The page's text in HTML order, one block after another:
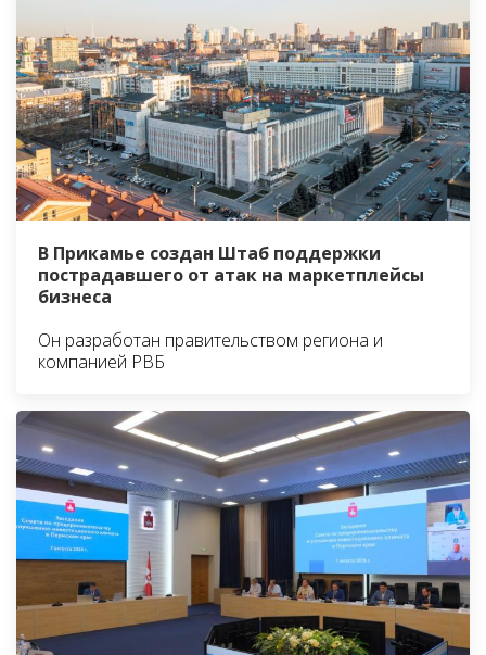
В Прикамье создан Штаб поддержки
пострадавшего от атак на маркетплейсы
бизнеса
Он разработан правительством региона и
компанией РВБ